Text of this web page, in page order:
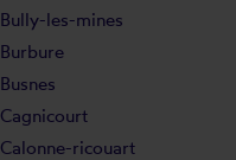
Bully-les-mines
Burbure
Busnes
Cagnicourt
Calonne-ricouart